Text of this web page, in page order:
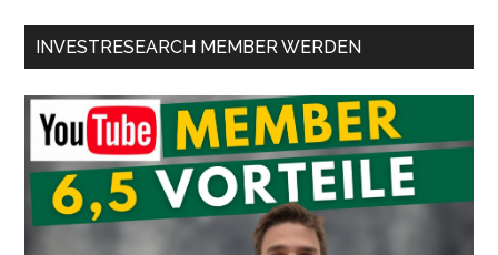
INVESTRESEARCH MEMBER WERDEN